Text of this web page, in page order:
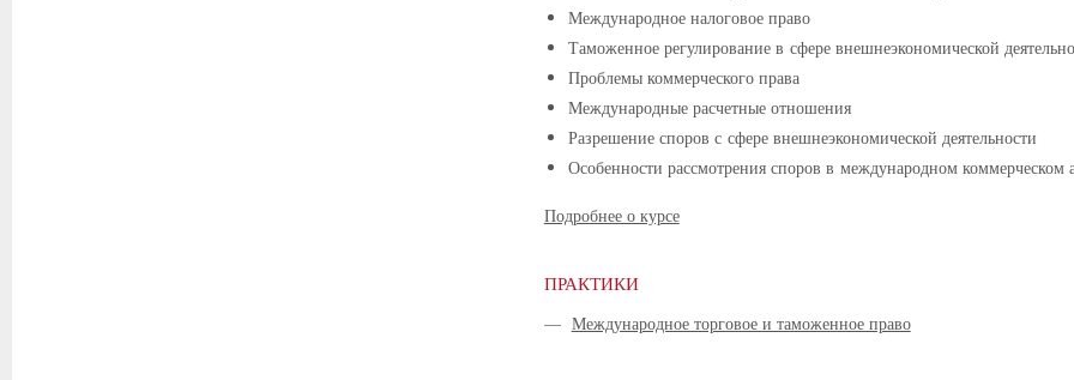
Международное налоговое право
Таможенное регулирование в сфере внешнеэкономической
Проблемы коммерческого права
Международные расчетные отношения
Разрешение споров с сфере внешнеэкономической деятельности
Особенности рассмотрения споров в международном коммерческом
Подробнее о курсе
ПРАКТИКИ
— Международное торговое и таможенное право